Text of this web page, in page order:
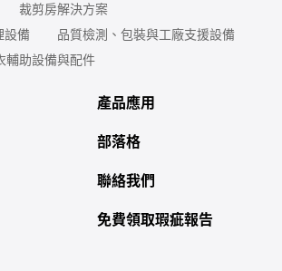
裁剪房解決方案
設備
品質檢測、包裝與工廠支援設備
輔助設備與配件
產品應用
部落格
聯絡我們
免費領取瑕疵報告